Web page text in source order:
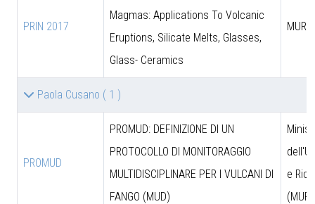
PRIN 2017
Magmas: Applications To Volcanic
Eruptions, Silicate Melts, Glasses,
Glass- Ceramics
MUR
Paola Cusano ( 1 )
PROMUD
PROMUD: DEFINIZIONE DI UN
PROTOCOLLO DI MONITORAGGIO
MULTIDISCIPLINARE PER I VULCANI DI
FANGO (MUD)
e
(MUR)